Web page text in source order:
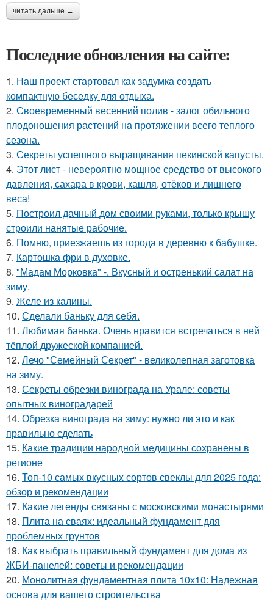
читать дальше →
Последние обновления на сайте:
1. Наш проект стартовал как задумка создать
компактную беседку для отдыха.
2. Своевременный весенний полив - залог обильного
плодоношения растений на протяжении всего теплого
сезона.
3. Секреты успешного выращивания пекинской капусты.
4. Этот лист - невероятно мощное средство от высокого
давления, сахара в крови, кашля, отёков и лишнего
веса!
5. Построил дачный дом своими руками, только крышу
строили нанятые рабочие.
6. Помню, приезжаешь из города в деревню к бабушке.
7. Картошка фри в духовке.
8. "Мадам Морковка" -. Вкусный и остренький салат на
зиму.
9. Желе из калины.
10. Сделали баньку для себя.
11. Любимая банька. Очень нравится встречаться в ней
тёплой дружеской компанией.
12. Лечо "Семейный Секрет" - великолепная заготовка
на зиму.
13. Секреты обрезки винограда на Урале: советы
опытных виноградарей
14. Обрезка винограда на зиму: нужно ли это и как
правильно сделать
15. Какие традиции народной медицины сохранены в
регионе
16. Топ-10 самых вкусных сортов свеклы для 2025 года:
обзор и рекомендации
17. Какие легенды связаны с московскими монастырями
18. Плита на сваях: идеальный фундамент для
проблемных грунтов
19. Как выбрать правильный фундамент для дома из
ЖБИ-панелей: советы и рекомендации
20. Монолитная фундаментная плита 10х10: Надежная
основа для вашего строительства